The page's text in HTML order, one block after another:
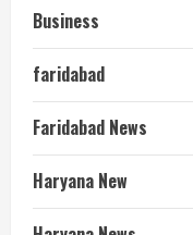
Business
faridabad
Faridabad News
Haryana New